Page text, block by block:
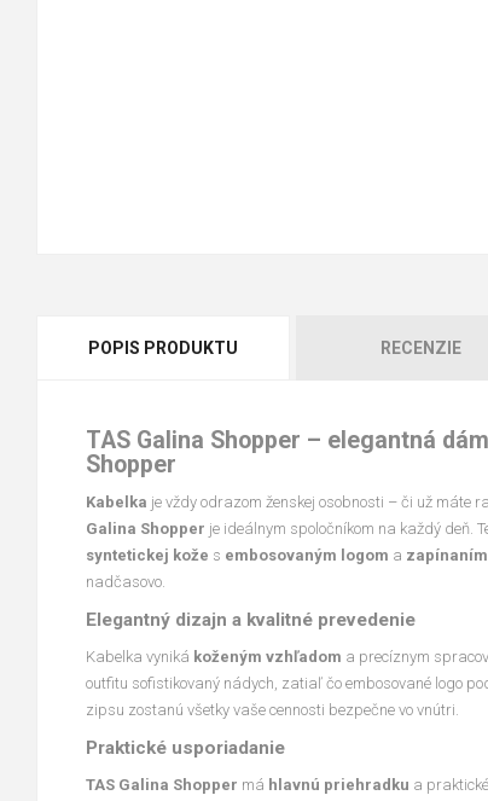
POPIS PRODUKTU RECENZIE
TAS Galina Shopper – elegantná
Shopper
Kabelka je vždy odrazom ženskej osobnosti – či už máte
Galina Shopper je ideálnym spoločníkom na každý deň.
syntetickej kože s embosovaným logom a
nadčasovo.
Elegantný dizajn a kvalitné prevedenie
Kabelka vyniká koženým vzhľadom a precíznym
outfitu sofistikovaný nádych, zatiaľ čo embosované logo
zipsu zostanú všetky vaše cennosti bezpečne vo vnútri.
Praktické usporiadanie
TAS Galina Shopper má hlavnú priehradku a praktické